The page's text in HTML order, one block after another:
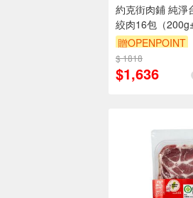
約克街肉鋪 純淨
絞肉16包（
贈OPENPOINT
訂單滿999享9折
$ 1818
$1,636